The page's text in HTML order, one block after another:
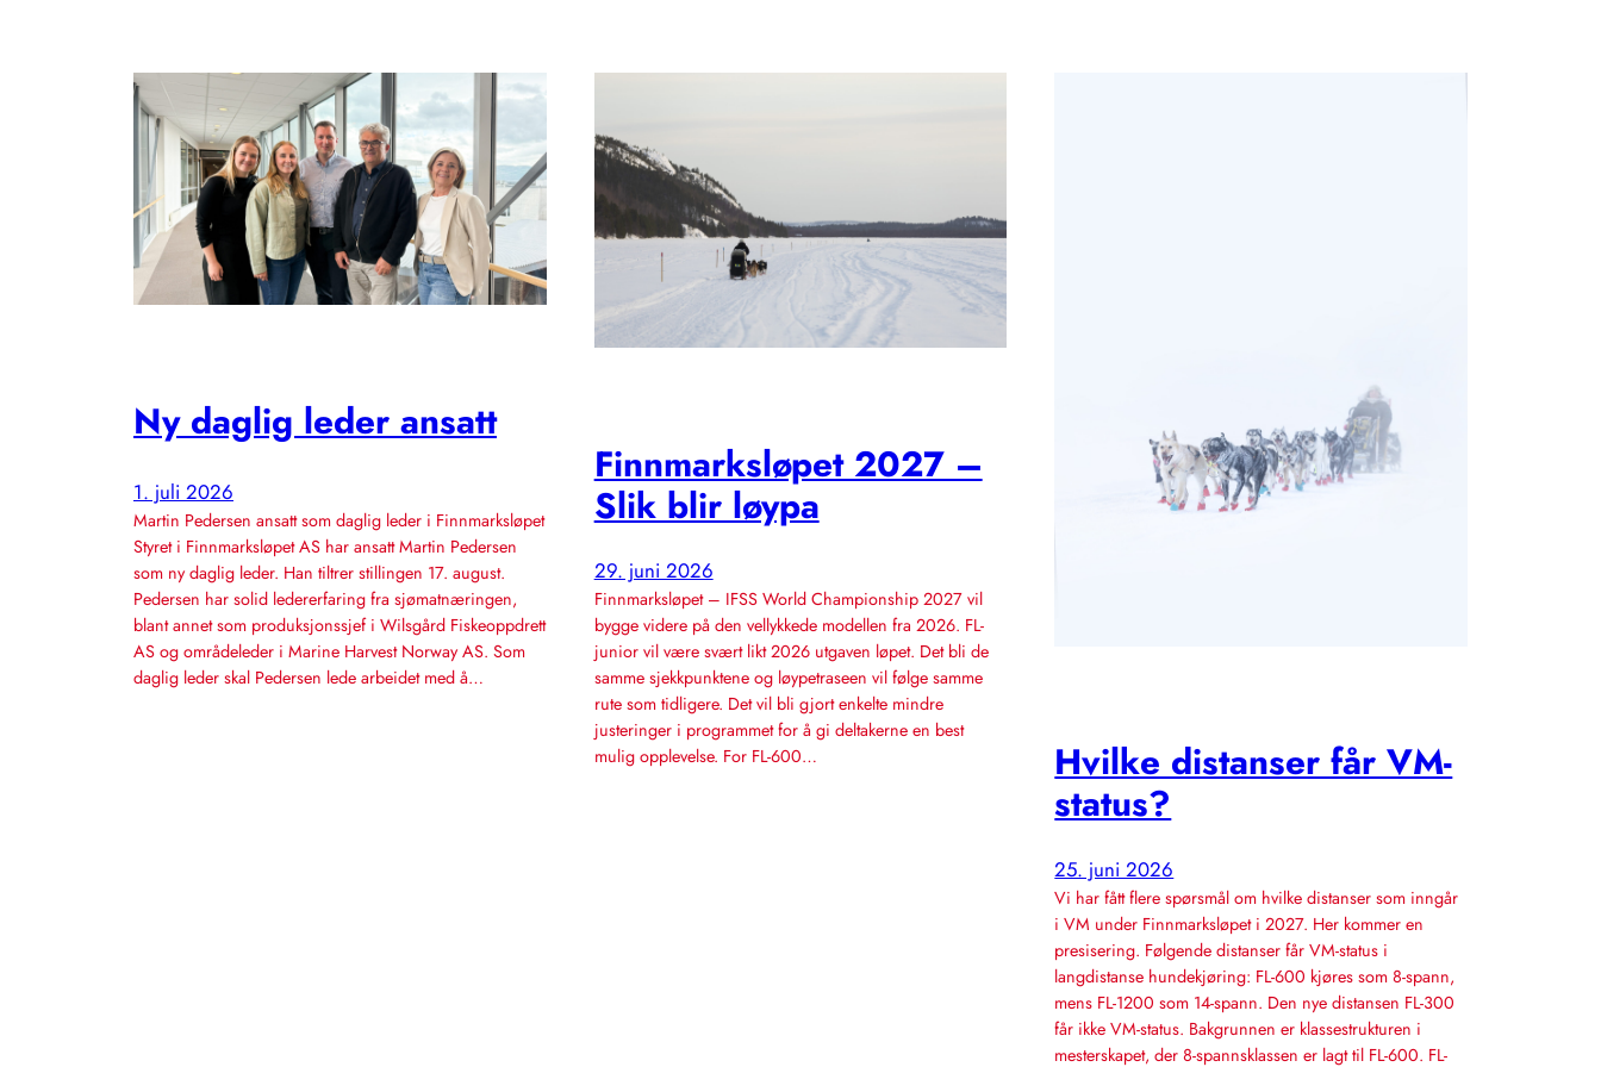
Ny daglig leder ansatt
1. juli 2026
Martin Pedersen ansatt som daglig leder i Finnmarksløpet
Styret i Finnmarksløpet AS har ansatt Martin Pedersen
som ny daglig leder. Han tiltrer stillingen 17. august.
Pedersen har solid ledererfaring fra sjømatnæringen,
blant annet som produksjonssjef i Wilsgård Fiskeoppdrett
AS og områdeleder i Marine Harvest Norway AS. Som
daglig leder skal Pedersen lede arbeidet med å…
Finnmarksløpet 2027 –
Slik blir løypa
29. juni 2026
Finnmarksløpet – IFSS World Championship 2027 vil
bygge videre på den vellykkede modellen fra 2026. FL-
junior vil være svært likt 2026 utgaven løpet. Det bli de
samme sjekkpunktene og løypetraseen vil følge samme
rute som tidligere. Det vil bli gjort enkelte mindre
justeringer i programmet for å gi deltakerne en best
mulig opplevelse. For FL-600…
Hvilke distanser får VM-
status?
25. juni 2026
Vi har fått flere spørsmål om hvilke distanser som inngår
i VM under Finnmarksløpet i 2027. Her kommer en
presisering. Følgende distanser får VM-status i
langdistanse hundekjøring: FL-600 kjøres som 8-spann,
mens FL-1200 som 14-spann. Den nye distansen FL-300
får ikke VM-status. Bakgrunnen er klassestrukturen i
mesterskapet, der 8-spannsklassen er lagt til FL-600. FL-